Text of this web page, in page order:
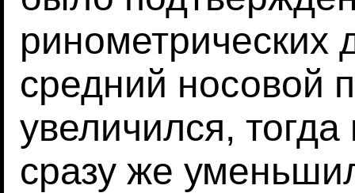
ринометрических
средний носовой
увеличился,
сразу же